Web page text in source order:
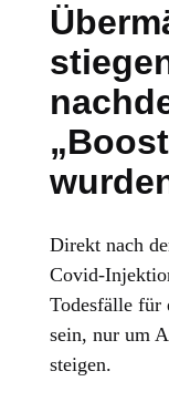
Direkt nach
Covid-
Todesfälle für
sein, nur um
steigen.